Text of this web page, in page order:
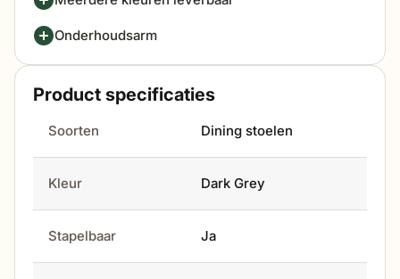
Onderhoudsarm
Product specificaties
Soorten Dining stoelen
Kleur Dark Grey
Stapelbaar Ja